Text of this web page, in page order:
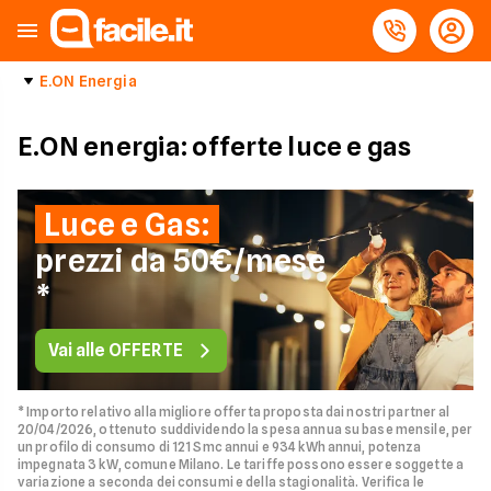
E.ON Energia
E.ON energia: offerte luce e gas
Luce e Gas:
prezzi da 50€/mese
*
Vai alle OFFERTE
* Importo relativo alla migliore offerta proposta dai nostri partner al
20/04/2026, ottenuto suddividendo la spesa annua su base mensile, per
un profilo di consumo di 121 Smc annui e 934 kWh annui, potenza
impegnata 3 kW, comune Milano. Le tariffe possono essere soggette a
variazione a seconda dei consumi e della stagionalità. Verifica le